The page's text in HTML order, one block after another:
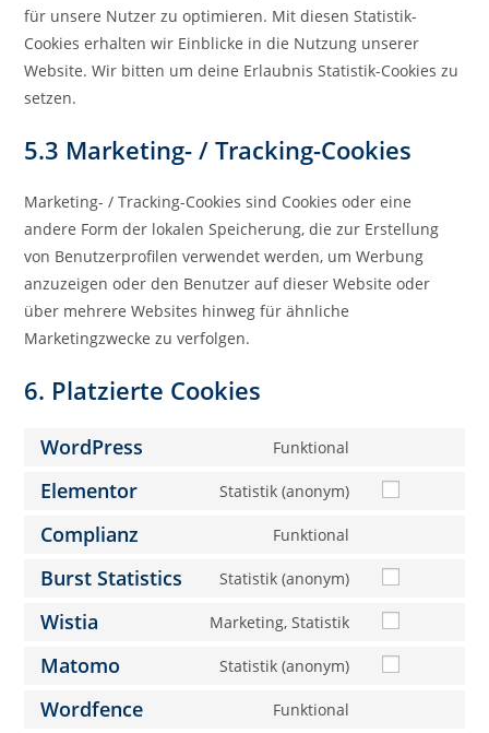
für unsere Nutzer zu optimieren. Mit diesen Statistik-
Cookies erhalten wir Einblicke in die Nutzung unserer
Website. Wir bitten um deine Erlaubnis Statistik-Cookies zu
setzen.
5.3 Marketing- / Tracking-Cookies
Marketing- / Tracking-Cookies sind Cookies oder eine
andere Form der lokalen Speicherung, die zur Erstellung
von Benutzerprofilen verwendet werden, um Werbung
anzuzeigen oder den Benutzer auf dieser Website oder
über mehrere Websites hinweg für ähnliche
Marketingzwecke zu verfolgen.
6. Platzierte Cookies
WordPress Funktional
Elementor Statistik (anonym)
Complianz Funktional
Burst Statistics Statistik (anonym)
Wistia Marketing, Statistik
Matomo Statistik (anonym)
Wordfence Funktional